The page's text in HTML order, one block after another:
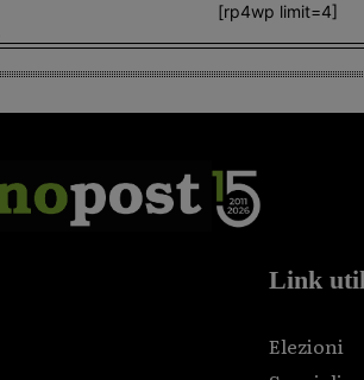
[rp4wp limit=4]
Link
Elezioni